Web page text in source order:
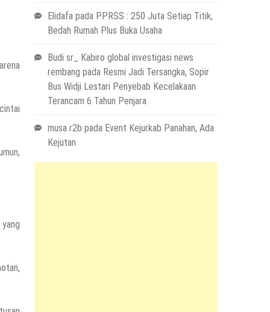
Elidafapada PPRSS : 250 Juta Setiap Titik,
Bedah Rumah Plus Buka Usaha
Budi sr_ Kabiro global investigasi news
rembang pada Resmi Jadi Tersangka, Sopir
Bus Widji Lestari Penyebab Kecelakaan
Terancam 6 Tahun Penjara
musa r2b pada Event Kejurkab Panahan, Ada
Kejutan